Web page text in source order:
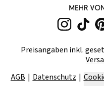
MEHR
Preisangaben inkl.
AGB
Datenschutz